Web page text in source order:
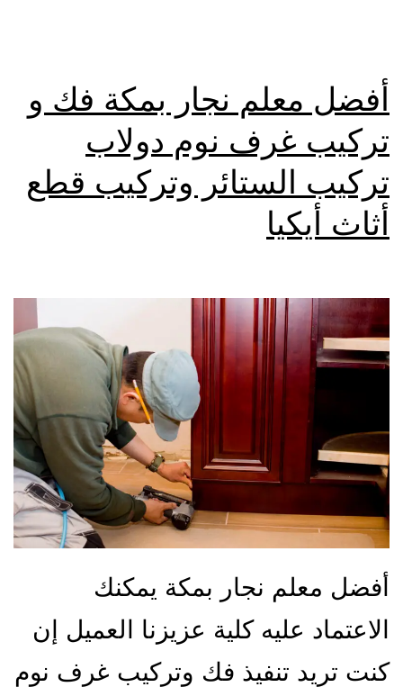
أفضل معلم نجار بمكة فك و
تركيب غرف نوم دولاب
تركيب الستائر وتركيب قطع
أثاث أيكيا
أفضل معلم نجار بمكة يمكنك
الاعتماد عليه كلية عزيزنا العميل إن
كنت تريد تنفيذ فك وتركيب غرف نوم